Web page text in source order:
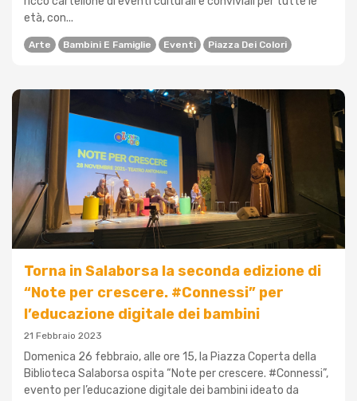
età, con...
Arte Bambini E Famiglie Eventi Piazza Dei Colori
Torna in Salaborsa la seconda edizione di
“Note per crescere. #Connessi” per
l’educazione digitale dei bambini
21 Febbraio 2023
Domenica 26 febbraio, alle ore 15, la Piazza Coperta della
Biblioteca Salaborsa ospita “Note per crescere. #Connessi”,
evento per l’educazione digitale dei bambini ideato da